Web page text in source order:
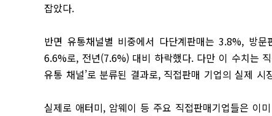
잡았다.
반면 유통채널별 비중에서 다단계판매는 3.8%, 방
6.6%로, 전년(7.6%) 대비 하락했다. 다만 이 수치는
유통 채널’로 분류된 결과로, 직접판매 기업의 실제
실제로 애터미, 암웨이 등 주요 직접판매기업들은 이